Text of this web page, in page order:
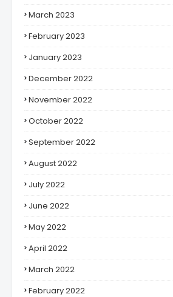
March 2023
February 2023
January 2023
December 2022
November 2022
October 2022
September 2022
August 2022
July 2022
June 2022
May 2022
April 2022
March 2022
February 2022